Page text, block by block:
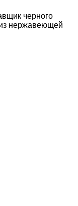
черного
нержавеющей